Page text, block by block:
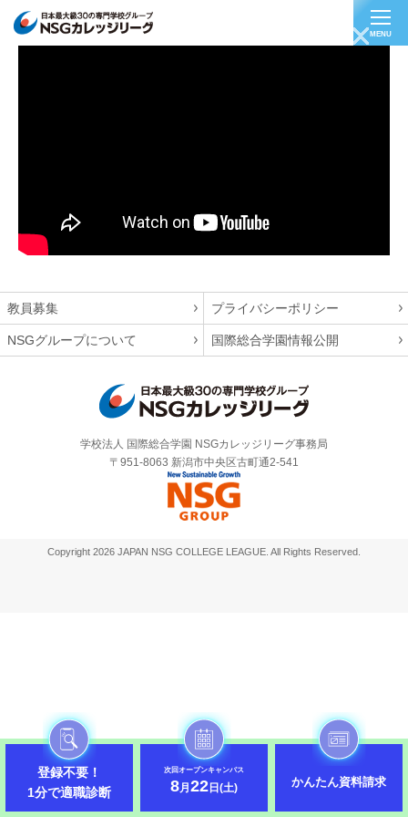
MENU
登録不要！
1分で適職診断
次回オープンキャンパス
8月 22日(土) かんたん資料請求
教員募集 プライバシーポリシー
NSGグループについて 国際総合学園情報公開
学校法人 国際総合学園 NSGカレッジリーグ事務局
〒951-8063 新潟市中央区古町通2-541
Copyright 2026 JAPAN NSG COLLEGE LEAGUE. All Rights Reserved.